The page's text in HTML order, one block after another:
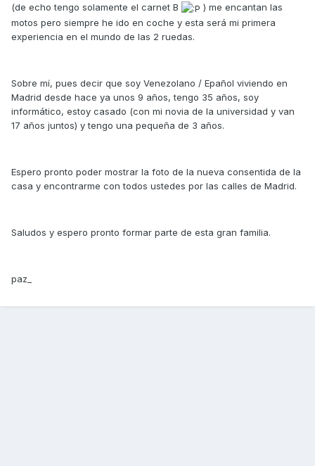
(de echo tengo solamente el carnet B
) me encantan las
motos pero siempre he ido en coche y esta será mi primera
experiencia en el mundo de las 2 ruedas.
Sobre mí, pues decir que soy Venezolano / Epañol viviendo en
Madrid desde hace ya unos 9 años, tengo 35 años, soy
informático, estoy casado (con mi novia de la universidad y van
17 años juntos) y tengo una pequeña de 3 años.
Espero pronto poder mostrar la foto de la nueva consentida de la
casa y encontrarme con todos ustedes por las calles de Madrid.
Saludos y espero pronto formar parte de esta gran familia.
paz_